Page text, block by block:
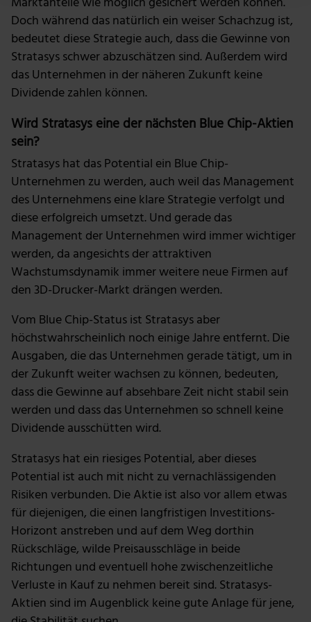
Wir verwenden Cookies, um Inhalte und Anzeigen zu
zu können und die Zugriffe auf unsere Website zu
analysieren. Außerdem geben wir Informationen zu
deiner Verwendung unserer Website an unsere Partner
für soziale Medien, Werbung und Analysen weiter.
Unsere Partner führen diese Informationen
möglicherweise mit weiteren Daten zusammen, die du
ihnen bereitgestellt hast oder die sie im Rahmen deiner
Nutzung der Dienste gesammelt haben.
Doch während das natürlich ein weiser Schachzug ist,
bedeutet diese Strategie auch, dass die Gewinne von
Stratasys schwer abzuschätzen sind. Außerdem wird
das Unternehmen in der näheren Zukunft keine
Dividende zahlen können.
Wird Stratasys eine der nächsten Blue Chip-Aktien
sein?
Stratasys hat das Potential ein Blue Chip-
Unternehmen zu werden, auch weil das Management
des Unternehmens eine klare Strategie verfolgt und
diese erfolgreich umsetzt. Und gerade das
Management der Unternehmen wird immer wichtiger
werden, da angesichts der attraktiven
Wachstumsdynamik immer weitere neue Firmen auf
den 3D-Drucker-Markt drängen werden.
Vom Blue Chip-Status ist Stratasys aber
höchstwahrscheinlich noch einige Jahre entfernt. Die
Ausgaben, die das Unternehmen gerade tätigt, um in
der Zukunft weiter wachsen zu können, bedeuten,
dass die Gewinne auf absehbare Zeit nicht stabil sein
werden und dass das Unternehmen so schnell keine
Dividende ausschütten wird.
Stratasys hat ein riesiges Potential, aber dieses
Potential ist auch mit nicht zu vernachlässigenden
Risiken verbunden. Die Aktie ist also vor allem etwas
für diejenigen, die einen langfristigen Investitions-
Horizont anstreben und auf dem Weg dorthin
Rückschläge, wilde Preisausschläge in beide
Richtungen und eventuell hohe zwischenzeitliche
Verluste in Kauf zu nehmen bereit sind. Stratasys-
Aktien sind im Augenblick keine gute Anlage für jene,